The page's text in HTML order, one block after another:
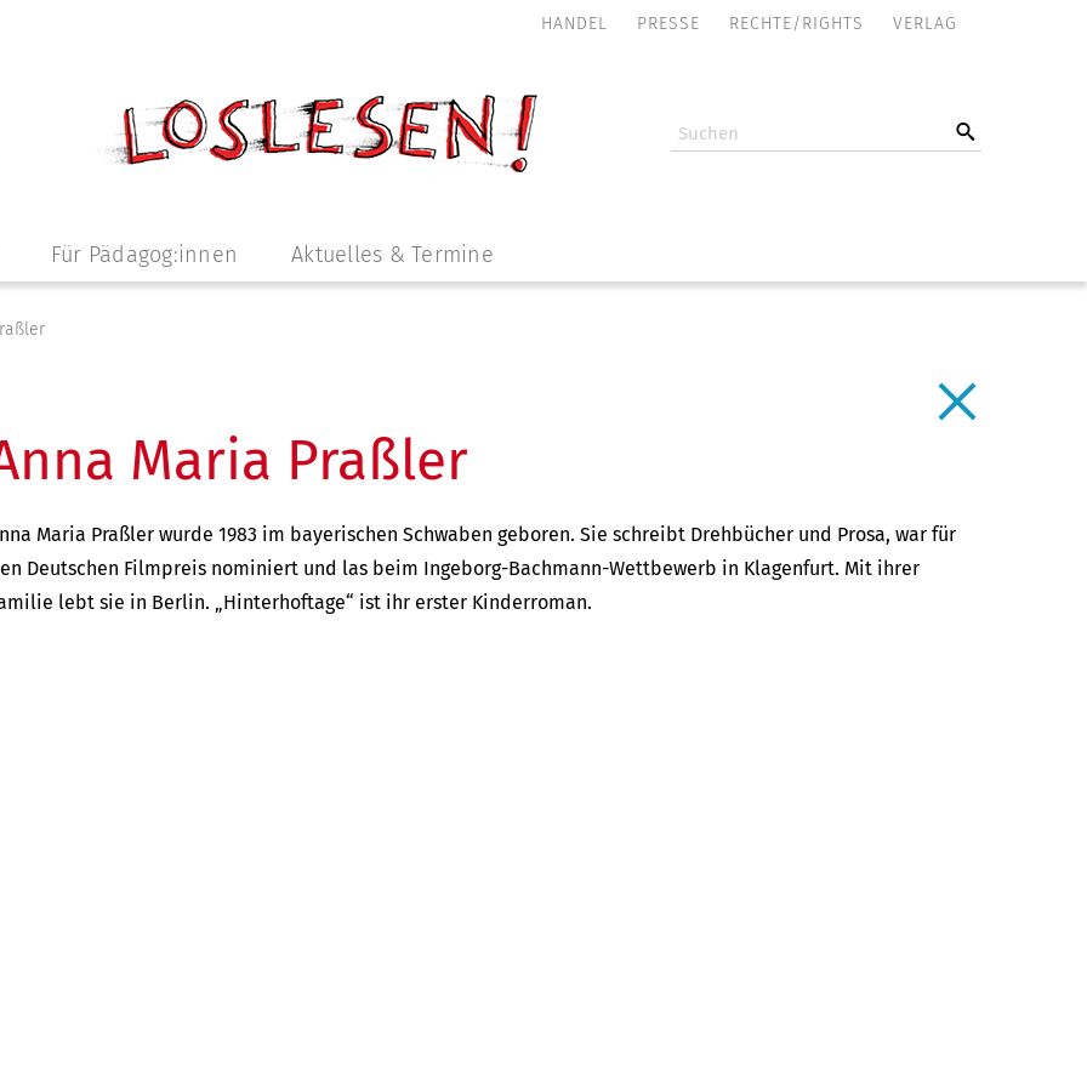
NAVIGATION
HANDEL PRESSE RECHTE/RIGHTS VERLAG
Für Pädagog:innen Aktuelles & Termine
Maria Praßler
Maria Praßler wurde 1983 im bayerischen Schwaben geboren. Sie schreibt Drehbücher und Prosa, war für
Deutschen Filmpreis nominiert und las beim Ingeborg-Bachmann-Wettbewerb in Klagenfurt. Mit ihrer
lebt sie in Berlin. „Hinterhoftage“ ist ihr erster Kinderroman.